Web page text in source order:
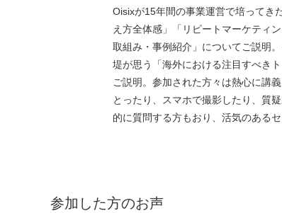
Oisixが15年間の事業運営で培ってき
え方全体感」「リピートマーケティ
取組み・事例紹介」についてご説明。
堤が思う「海外における注目すべき
ご説明。参加された方々は熱心に講
とったり、スマホで撮影したり、質
的に質問する方もおり、活気のあるセ
参加した方のお声